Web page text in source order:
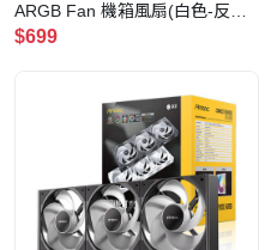
ARGB Fan 機箱風扇(白色-反
向-3pack-反向-白色)
$699